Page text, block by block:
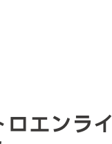
ロエンラ